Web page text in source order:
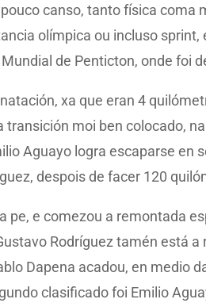
canso, tanto física
olímpica ou incluso
de Penticton, onde foi
xa que eran 4
moi ben colocado,
Aguayo logra escaparse en
despois de facer 120
pe, e comezou a remontada
Rodríguez tamén está
Dapena acadou, en medio
clasificado foi Emilio